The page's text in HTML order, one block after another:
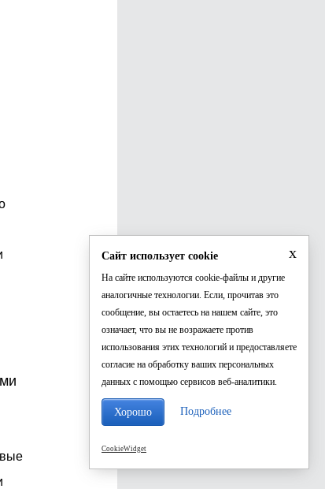
x
Сайт использует cookie
На сайте используются cookie-файлы и другие
аналогичные технологии. Если, прочитав это
сообщение, вы остаетесь на нашем сайте, это
означает, что вы не возражаете против
использования этих технологий и предоставляете
согласие на обработку ваших персональных
данных с помощью сервисов веб-аналитики.
Хорошо Подробнее
CookieWidget